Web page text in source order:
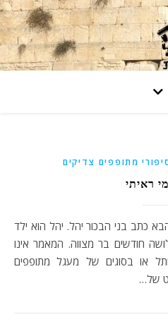
מתופפים צדיקים
ראיתי
כשלושה חודשים בר מצווה. המאמר אינו
או בסוגים של מעגל מתופפים
של…